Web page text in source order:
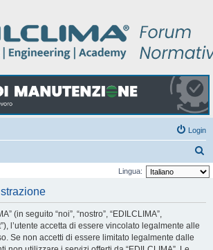
Login
e
Lingua:
(in seguito “noi”, “nostro”, “EDILCLIMA”,
l’utente accetta di essere vincolato legalmente alle
Se non accetti di essere limitato legalmente dalle